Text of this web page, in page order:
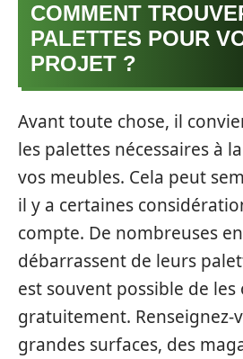
COMMENT
PALETTES POUR
PROJET ?
Avant toute chose, il
les palettes nécessaires à
vos meubles. Cela peut
il y a certaines
compte. De nombreuses
débarrassent de leurs
est souvent possible de
gratuitement. Renseignez-
grandes surfaces, des